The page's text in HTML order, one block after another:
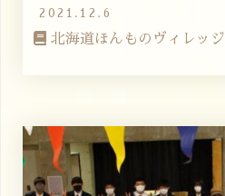
2021.12.6
北海道ほんものヴィレッジ